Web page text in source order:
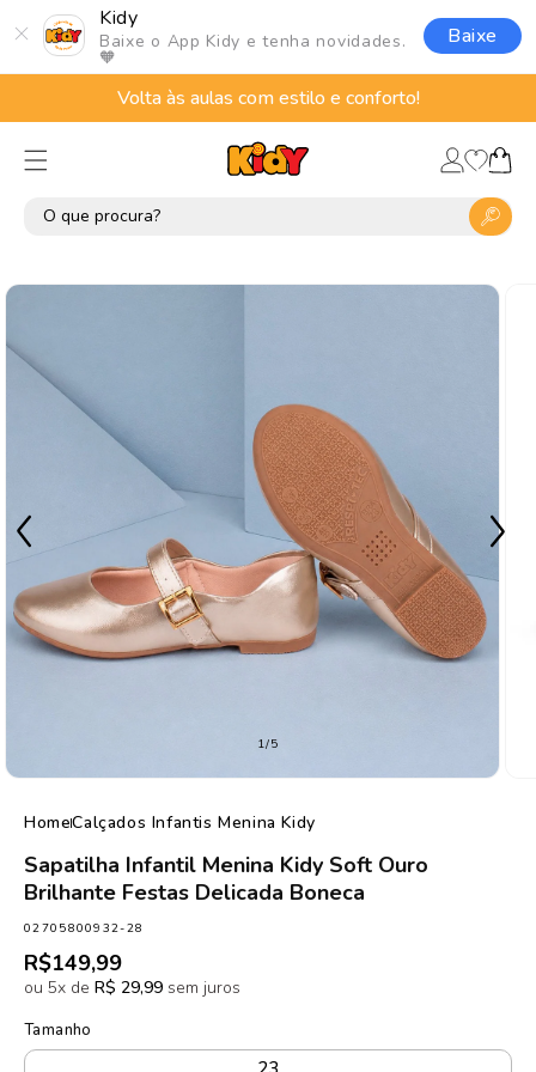
Kidy
Baixe o App Kidy e tenha novidades.
🧡
Baixe
para o
conteúdo
Volta às aulas com estilo e conforto!
Fazer
login
Lista
deCarrinho
1/de
5
HomeCalçados Infantis Menina Kidy
Sapatilha Infantil Menina Kidy Soft Ouro
Brilhante Festas Delicada Boneca
SKU:
02705800932-28
Preço
normal
R$149,99
ou 5x de R$ 29,99 sem juros
Tamanho